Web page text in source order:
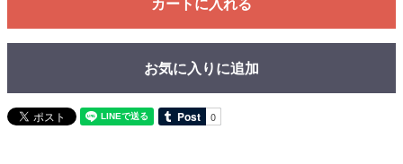
カートに入れる
お気に入りに追加